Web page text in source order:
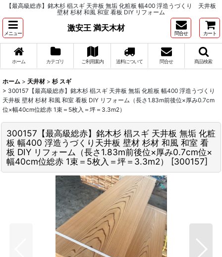
【最高級総赤】銘木杉 椙スギ 天井板 無垢 化粧板 幅400 浮造うづくり 天井板
壁材 杉材 和風 和室 看板 DIY リフォーム
メニュー
激安王 満天木材
問合せ カート
ホーム カテゴリ ご利用案内 送料について 問合せ 商品検索
ホーム > 天井材 > 杉 スギ
> 300157【最高級総赤】銘木杉 椙スギ 天井板 無垢 化粧板 幅400 浮造うづくり
天井板 壁材 杉材 和風 和室 看板 DIY リフォーム（長さ1.83m前後位×厚み0.7cm
位×幅40cm位総赤 1束＝5枚入＝坪＝3.3m2）
300157【最高級総赤】銘木杉 椙スギ 天井板 無垢 化粧
板 幅400 浮造うづくり天井板 壁材 杉材 和風 和室 看
板 DIY リフォーム（長さ1.83m前後位×厚み0.7cm位×
幅40cm位総赤 1束＝5枚入＝坪＝3.3m2）
[300157]